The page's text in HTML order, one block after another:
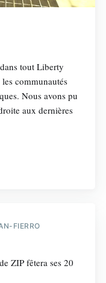
tout Liberty
communautés
Nous avons pu
aux dernières
FIERRO
ZIP fêtera ses 20